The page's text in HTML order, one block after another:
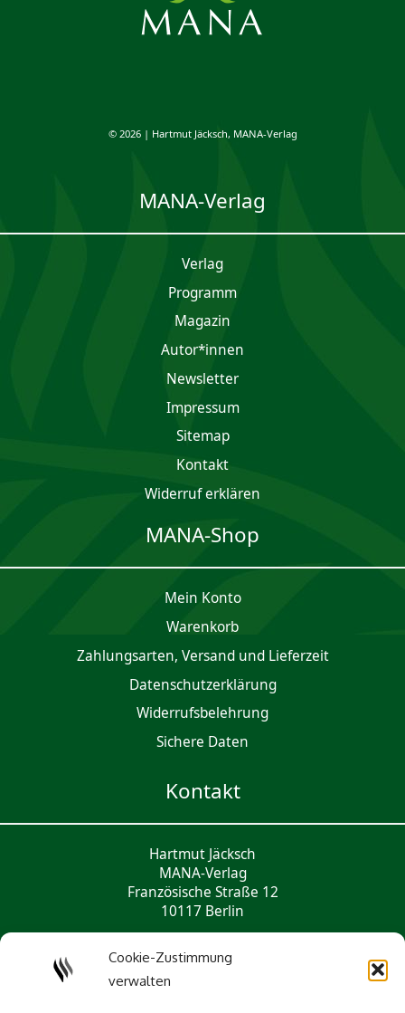
Cookie-Zustimmung
verwalten
© 2026 | Hartmut Jäcksch, MANA-Verlag
MANA-Verlag
Verlag
Programm
Magazin
Autor*innen
Newsletter
Impres­sum
Sitemap
Kontakt
Widerruf erklären
MANA-Shop
Mein Konto
Waren­korb
Zahlungsarten, Versand und Lieferzeit
Daten­schutz­er­klärung
Widerrufsbelehrung
Sichere Daten
Kontakt
Hartmut Jäcksch
MANA-Verlag
Französische Straße 12
10117 Berlin
mail@mana-verlag.de